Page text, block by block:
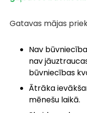
Gatavas mājas
Nav
nav
būvniecības
Ātrāka
mēnešu laikā.